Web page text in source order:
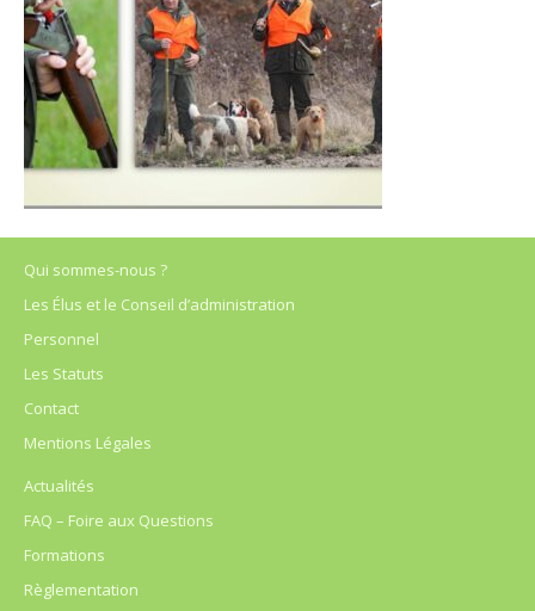
Qui sommes-nous ?
Les Élus et le Conseil d’administration
Personnel
Les Statuts
Contact
Mentions Légales
Actualités
FAQ – Foire aux Questions
Formations
Règlementation